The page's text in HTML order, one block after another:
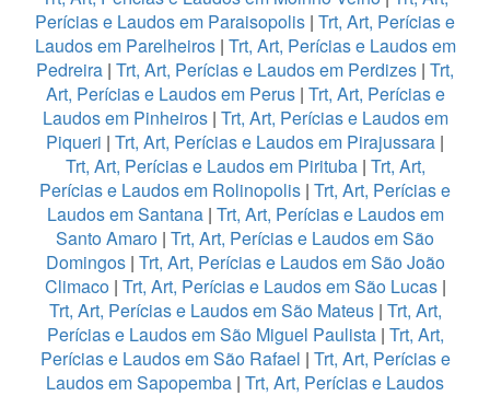
Perícias e Laudos em Paraisopolis | Trt, Art, Perícias e
Laudos em Parelheiros| Trt, Art, Perícias e Laudos em
Pedreira | Trt, Art, Perícias e Laudos em Perdizes | Trt,
Art, Perícias e Laudos em Perus| Trt, Art, Perícias e
Laudos em Pinheiros| Trt, Art, Perícias e Laudos em
Piqueri | Trt, Art, Perícias e Laudos em Pirajussara |
Trt, Art, Perícias e Laudos em Pirituba| Trt, Art,
Perícias e Laudos em Rolinopolis | Trt, Art, Perícias e
Laudos em Santana| Trt, Art, Perícias e Laudos em
Santo Amaro | Trt, Art, Perícias e Laudos em São
Domingos| Trt, Art, Perícias e Laudos em São João
Climaco| Trt, Art, Perícias e Laudos em São Lucas|
Trt, Art, Perícias e Laudos em São Mateus | Trt, Art,
Perícias e Laudos em São Miguel Paulista| Trt, Art,
Perícias e Laudos em São Rafael | Trt, Art, Perícias e
Laudos em Sapopemba | Trt, Art, Perícias e Laudos